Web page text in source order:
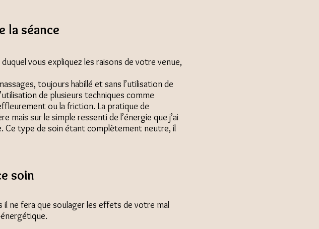
la séance
vous expliquez les raisons de votre venue,
toujours habillé et sans l’utilisation de
de plusieurs techniques comme
ou la friction. La pratique de
mais sur le simple ressenti de l’énergie que j’ai
Ce type de soin étant complètement neutre, il
soin
il ne fera que soulager les effets de votre mal